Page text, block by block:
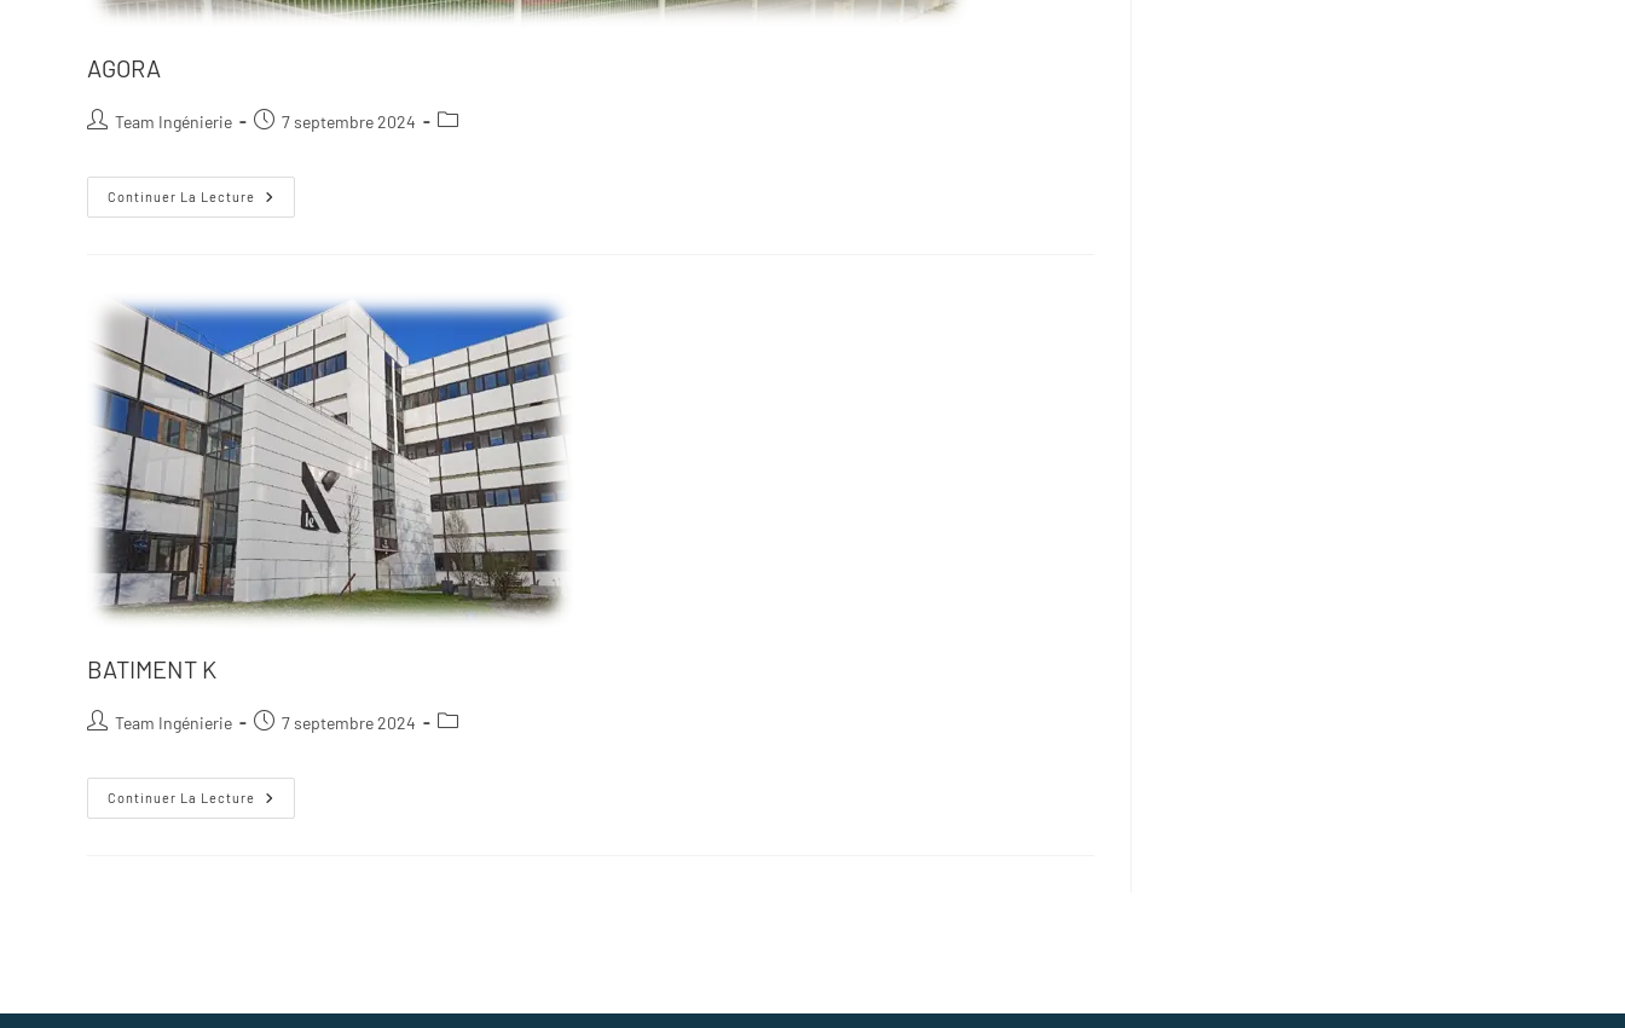
AGORA
Team Ingénierie 7 septembre 2024
Continuer La Lecture
BATIMENT K
Team Ingénierie 7 septembre 2024
Continuer La Lecture